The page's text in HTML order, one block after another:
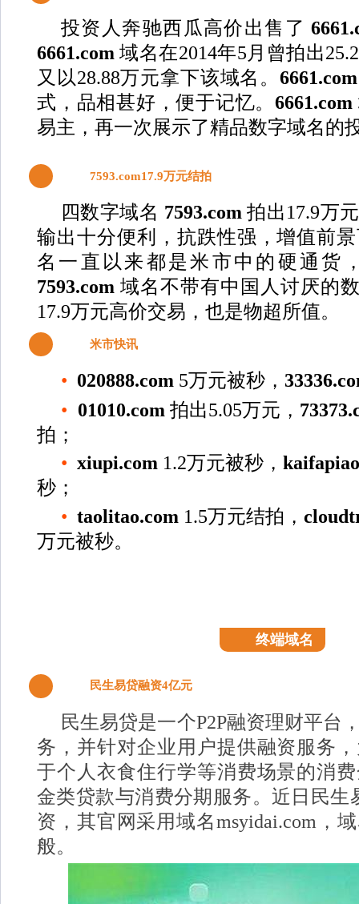
投资人奔驰西瓜高价出售了
6661.com域名在2014年5月曾拍出
又以28.88万元拿下该域名。
式，品相甚好，便于记忆。 6661.com
易主，再一次展示了精品数字域名的
7593.com17.9万元结拍
四数字域名 7593.com 拍出17.9万
输出十分便利，抗跌性强，增值前
名 一直以来都是米市中的硬通货
7593.com 域名不带有中国人讨厌的
17.9万元高价交易，也是物超所值。
米市快讯
• 020888.com 5万元被秒，
• 01010.com 拍出5.05万元，
拍；
• xiupi.com 1.2万元被秒，
秒；
• taolitao.com 1.5万元结拍，
万元被秒。
终端域名
民生易贷融资4亿元
民生易贷是一个P2P融资理财平台
务，并针对企业用户提供融资服务
于个人衣食住行学等消费场景的消
金类贷款与消费分期服务。近日民生
资，其官网采用域名msyidai.com，
般。